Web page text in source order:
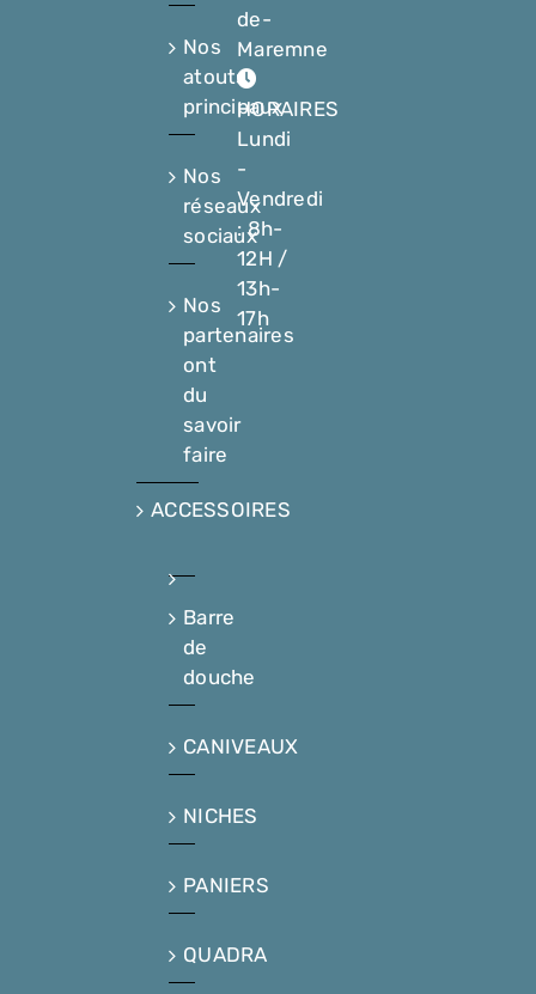
Nos
atouts
principaux
Nos
réseaux
sociaux
Nos
partenaires
ont
du
savoir
faire
ACCESSOIRES
Barre
de
douche
CANIVEAUX
NICHES
PANIERS
QUADRA
de-
Maremne
HORAIRES
Lundi
-
Vendredi
: 8h-
12H /
13h-
17h